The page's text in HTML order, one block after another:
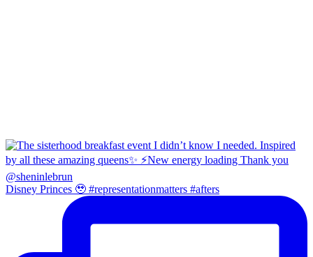
Disney Princes 🥹 #representationmatters #afters